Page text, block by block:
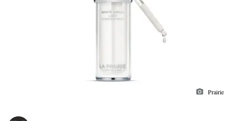
photo_camera Prairie